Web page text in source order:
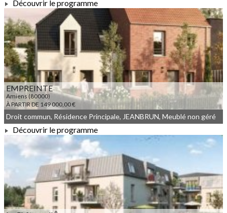
À PARTIR DE 235 000,00 €
Découvrir le programme
EMPREINTE
Amiens (80000)
À PARTIR DE 149 000,00 €
À PARTIR DE 149 000,00 €
Droit commun, Résidence Principale, JEANBRUN, Meublé non géré
Découvrir le programme